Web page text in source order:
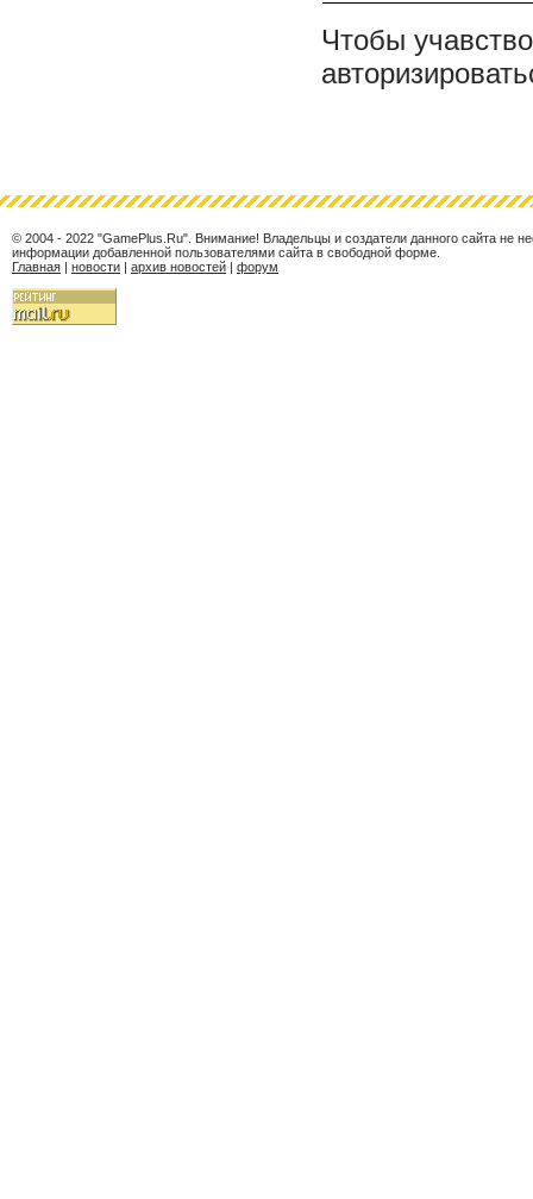
Чтобы
© 2004 - 2022 "GamePlus.Ru". Внимание! Владельцы и создатели данного сайта не
информации добавленной пользователями сайта в свободной форме.
Главная | новости | архив новостей | форум